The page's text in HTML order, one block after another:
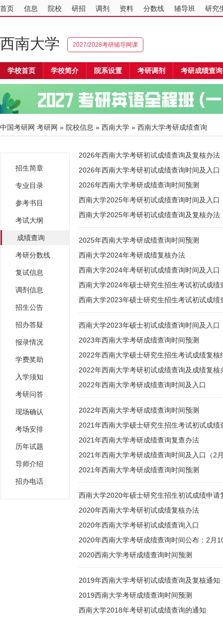
首页 信息 院校 研招 调剂 资料 分数线 辅导班 研究
西南大学 2027/2028考研辅导网课
学校首页 学校简介 院系设置 考研调剂 考研成绩查询
中国考研网 考研网 » 院校信息 » 西南大学 » 西南大学考研成绩查询
招生简章
专业目录
参考书目
考试大纲
成绩查询
考研分数线
复试信息
调剂信息
招生公告
招办答疑
报录情况
学费奖助
入学须知
考研问答
现场确认
考场安排
历年试题
导师介绍
招办电话
2026年西南大学考研初试成绩查询及复核办法
2026年西南大学考研初试成绩查询时间及入口
2026年西南大学考研成绩查询时间预测
西南大学2025年考研初试成绩查询时间及入
西南大学2025年考研初试成绩查询及复核办法
2025年西南大学考研成绩查询时间预测
西南大学2024年考研成绩复核办法
西南大学2024年考研初试成绩查询时间及入口
西南大学2024年硕士研究生招生考试初试成绩
西南大学2023年硕士研究生招生考试初试成绩
西南大学2023年硕士初试成绩查询时间及入口
2023年西南大学考研成绩查询时间预测
2022年西南大学硕士研究生招生考试成绩复核
2022年西南大学考研初试成绩查询及成绩复核
2022年西南大学考研成绩查询时间及入口
2022年西南大学考研成绩查询时间预测
2021年西南大学硕士研究生招生考试初试成绩
2021年西南大学考研成绩查询复查办法
2021年西南大学考研成绩查询时间及入口（2
2021年西南大学考研成绩查询时间预测
西南大学2020年硕士研究生招生初试成绩申请
2020年西南大学考研初试成绩复核办法
2020年西南大学考研初试成绩查询入口
2020年西南大学考研成绩查询时间公布：2月
2020西南大学考研成绩查询时间预测
2019年西南大学考研初试成绩查询及复核通知
2019西南大学考研成绩查询时间预测
西南大学2018年考研初试成绩查询的通知